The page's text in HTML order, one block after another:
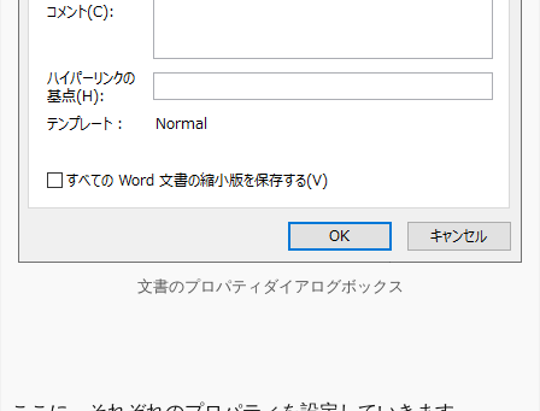
文書のプロパティダイアログボックス